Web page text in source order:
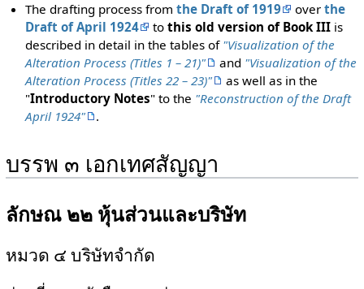
The drafting process fromthe Draft of 1919 overthe
Draft of April 1924
tothis old version of Book III is
described in detail in the tables of "Visualization of the
Alteration Process (Titles 1 – 21)"
and "Visualization of the
Alteration Process (Titles 22 – 23)"
as well as in the
"Introductory Notes" to the "Reconstruction of the Draft
April 1924"
.
บรรพ ๓ เอกเทศสัญญา
ลักษณ ๒๒ หุ้นส่วนและบริษัท
หมวด ๔ บริษัทจำกัด